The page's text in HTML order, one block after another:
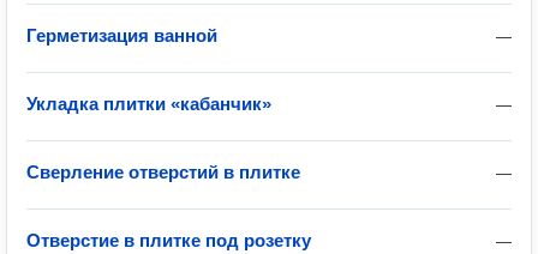
—
Герметизация ванной
—
Укладка плитки «кабанчик»
—
Сверление отверстий в плитке
—
Отверстие в плитке под розетку